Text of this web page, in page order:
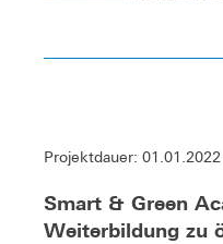
Projektdauer:
Smart & Green
Weiterbildung zu